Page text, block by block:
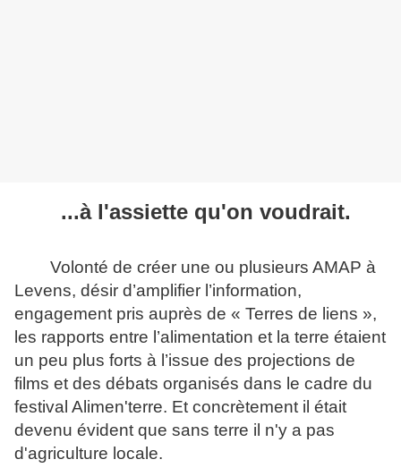
...à l'assiette qu'on voudrait.
Volonté de créer une ou plusieurs AMAP à
Levens, désir d’amplifier l’information,
engagement pris auprès de « Terres de liens »,
les rapports entre l’alimentation et la terre étaient
un peu plus forts à l’issue des projections de
films et des débats organisés dans le cadre du
festival Alimen'terre. Et concrètement il était
devenu évident que sans terre il n'y a pas
d'agriculture locale.